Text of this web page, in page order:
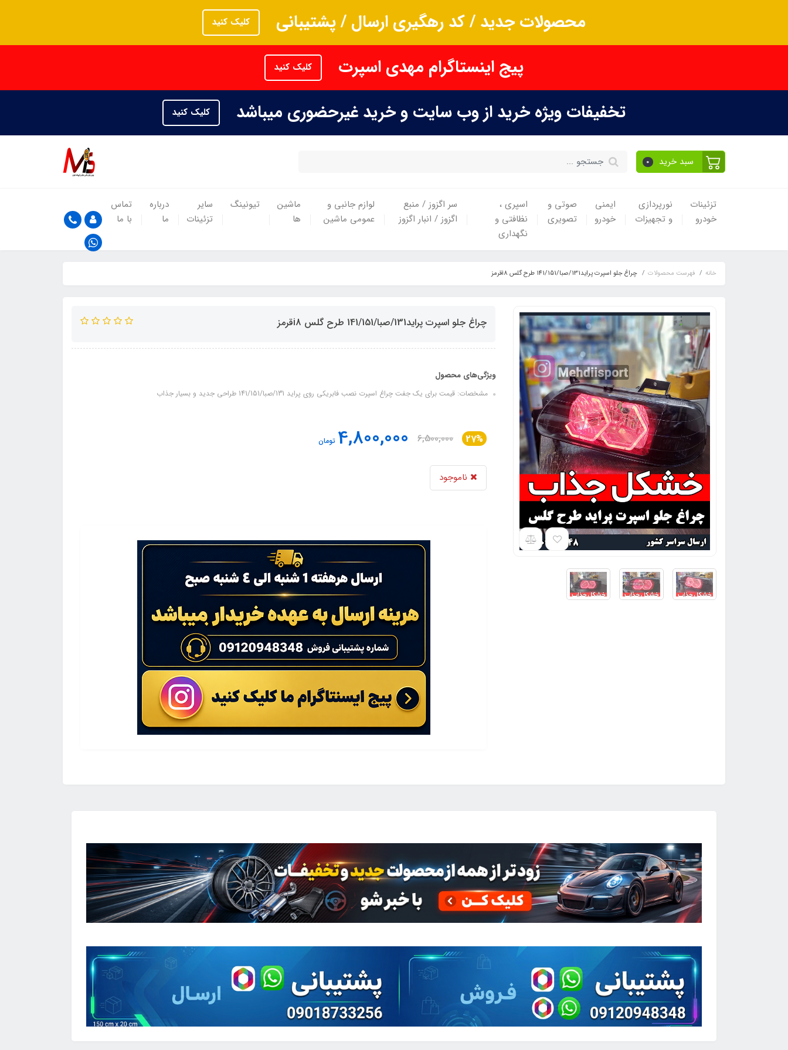
محصولات جدید / کد رهگیری ارسال / پشتیبانی کلیک کنید
پیج اینستاگرام مهدی اسپرت کلیک کنید
تخفیفات ویژه خرید از وب سایت و خرید غیرحضوری میباشد کلیک کنید
سبد خرید 0
تزئینات
خودرو
نورپردازی
و تجهیزات
ایمنی
خودرو
صوتی و
تصویری
اسپری ،
نظافتی و
نگهداری
سر اگزوز / منبع
اگزوز / انبار اگزوز
لوازم جانبی و
عمومی ماشین
ماشین
ها
تیونینگ
سایر
تزئینات
درباره
ما
تماس
با ما
خانه فهرست محصولات چراغ جلو اسپرت پراید131/صبا/141/151 طرح گلس i8قرمز
چراغ جلو اسپرت پراید131/صبا/141/151 طرح گلس i8قرمز
ویژگی‌های محصول
مشخصات: قیمت برای یک جفت چراغ اسپرت نصب فابریکی روی پراید 131/صبا/141/151 طراحی جدید و بسیار جذاب
27%
6,500,000
4,800,000 تومان
ناموجود